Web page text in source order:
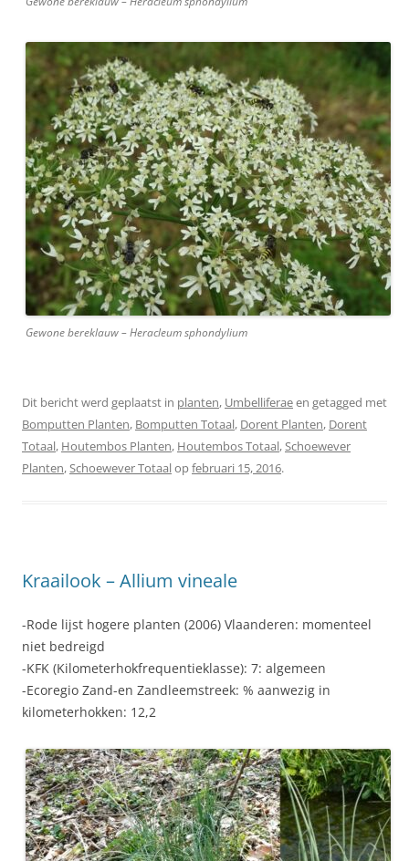
Gewone bereklauw – Heracleum sphondylium
Dit bericht werd geplaatst in planten, Umbelliferaeen getagged met
Bomputten Planten, Bomputten Totaal, Dorent Planten, Dorent
Totaal, Houtembos Planten, Houtembos Totaal,Schoewever
Planten,Schoewever Totaalopfebruari 15, 2016.
Kraailook – Allium vineale
-Rode lijst hogere planten (2006) Vlaanderen: momenteel
niet bedreigd
-KFK (Kilometerhokfrequentieklasse): 7: algemeen
-Ecoregio Zand-en Zandleemstreek: % aanwezig in
kilometerhokken: 12,2